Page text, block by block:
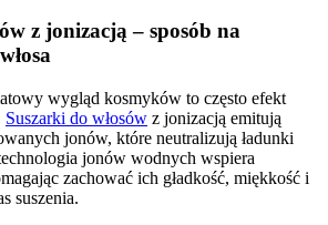
z jonizacją – sposób na
wygląd kosmyków to często efekt
Suszarki do włosów z jonizacją emitują
jonów, które neutralizują ładunki
jonów wodnych wspiera
zachować ich gładkość, miękkość i